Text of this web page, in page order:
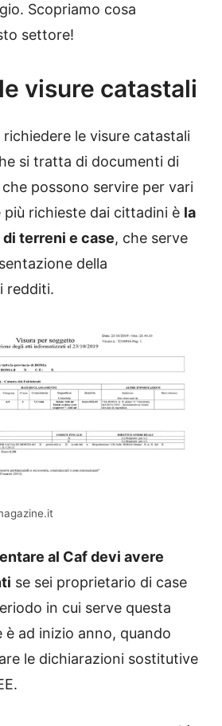
Scopriamo cosa
settore!
visure catastali
le visure catastali
si tratta di documenti di
possono servire per vari
più richieste dai cittadini è la
terreni e case, che serve
della
redditi.
al Caf devi avere
se sei proprietario di case
in cui serve questa
ad inizio anno, quando
le dichiarazioni sostitutive